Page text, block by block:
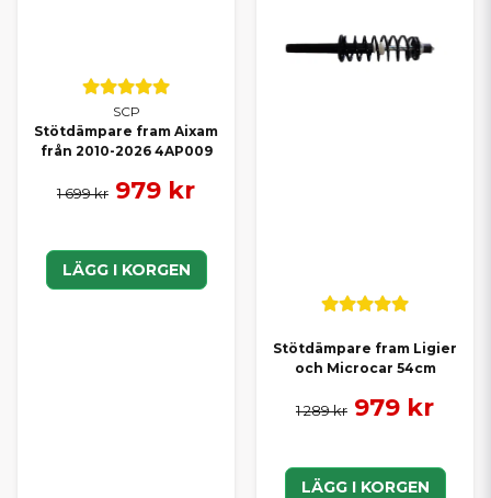
SCP
Stötdämpare fram Aixam
från 2010-2026 4AP009
1 699 kr 979 kr
LÄGG I KORGEN
Stötdämpare fram Ligier
och Microcar 54cm
1 289 kr 979 kr
LÄGG I KORGEN